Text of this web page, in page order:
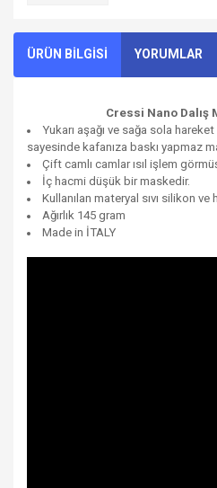
ÜRÜN BİLGİSİ YORUMLAR
Cressi Nano Dalış
Yukarı aşağı ve sağa sola
sayesinde kafanıza baskı yapmaz
Çift camlı camlar ısıl işlem
İç hacmi düşük bir maskedir.
Kullanılan materyal sıvı silikon
Ağırlık 145 gram
Made in İTALY